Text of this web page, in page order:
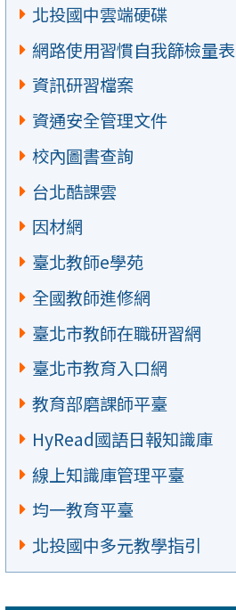
北投國中雲端硬碟
網路使用習慣自我篩檢量表
資訊研習檔案
資通安全管理文件
校內圖書查詢
台北酷課雲
因材網
臺北教師e學苑
全國教師進修網
臺北市教師在職研習網
臺北市教育入口網
教育部磨課師平臺
HyRead國語日報知識庫
線上知識庫管理平臺
均一教育平臺
北投國中多元教學指引